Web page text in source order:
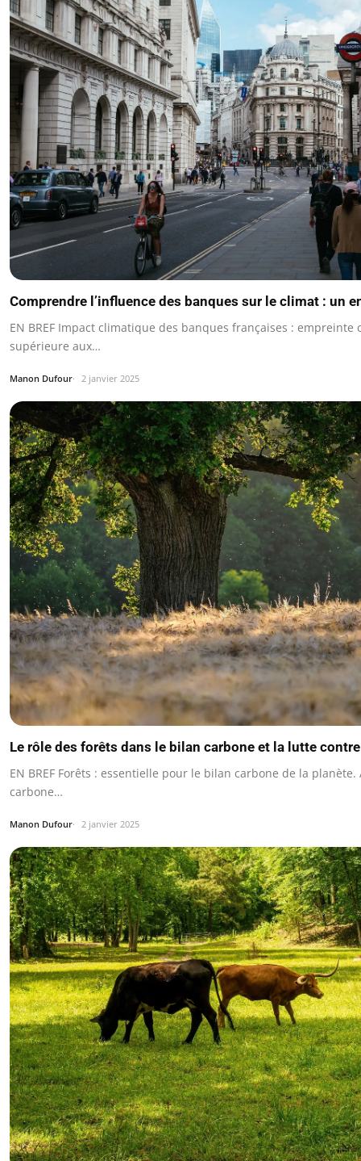
Comprendre l’influence des banques sur le climat : un
EN BREF Impact climatique des banques françaises : empreinte
supérieure aux…
Manon Dufour 2 janvier 2025
Le rôle des forêts dans le bilan carbone et la lutte
EN BREF Forêts : essentielle pour le bilan carbone de la
carbone…
Manon Dufour 2 janvier 2025